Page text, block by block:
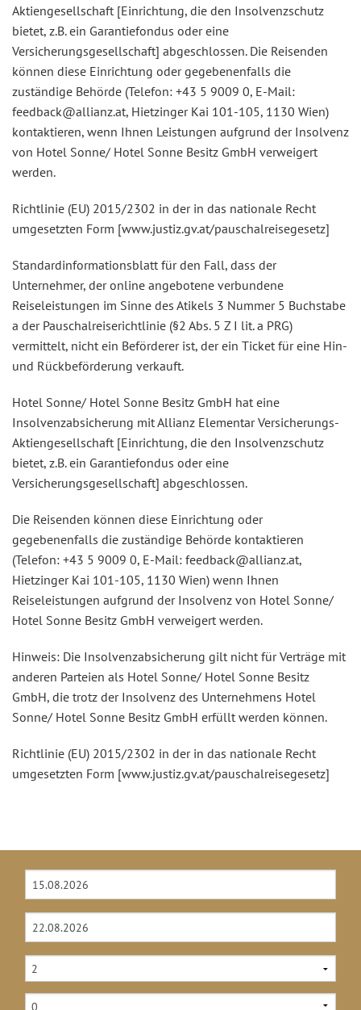
Aktiengesellschaft [Einrichtung, die den Insolvenzschutz
bietet, z.B. ein Garantiefondus oder eine
Versicherungsgesellschaft] abgeschlossen. Die Reisenden
können diese Einrichtung oder gegebenenfalls die
zuständige Behörde (Telefon: +43 5 9009 0, E-Mail:
feedback@allianz.at, Hietzinger Kai 101-105, 1130 Wien)
kontaktieren, wenn Ihnen Leistungen aufgrund der Insolvenz
von Hotel Sonne/ Hotel Sonne Besitz GmbH verweigert
werden.
Richtlinie (EU) 2015/2302 in der in das nationale Recht
umgesetzten Form [www.justiz.gv.at/pauschalreisegesetz]
Standardinformationsblatt für den Fall, dass der
Unternehmer, der online angebotene verbundene
Reiseleistungen im Sinne des Atikels 3 Nummer 5 Buchstabe
a der Pauschalreiserichtlinie (§2 Abs. 5 Z I lit. a PRG)
vermittelt, nicht ein Beförderer ist, der ein Ticket für eine Hin-
und Rückbeförderung verkauft.
Hotel Sonne/ Hotel Sonne Besitz GmbH hat eine
Insolvenzabsicherung mit Allianz Elementar Versicherungs-
Aktiengesellschaft [Einrichtung, die den Insolvenzschutz
bietet, z.B. ein Garantiefondus oder eine
Versicherungsgesellschaft] abgeschlossen.
Die Reisenden können diese Einrichtung oder
gegebenenfalls die zuständige Behörde kontaktieren
(Telefon: +43 5 9009 0, E-Mail: feedback@allianz.at,
Hietzinger Kai 101-105, 1130 Wien) wenn Ihnen
Reiseleistungen aufgrund der Insolvenz von Hotel Sonne/
Hotel Sonne Besitz GmbH verweigert werden.
Hinweis: Die Insolvenzabsicherung gilt nicht für Verträge mit
anderen Parteien als Hotel Sonne/ Hotel Sonne Besitz
GmbH, die trotz der Insolvenz des Unternehmens Hotel
Sonne/ Hotel Sonne Besitz GmbH erfüllt werden können.
Richtlinie (EU) 2015/2302 in der in das nationale Recht
umgesetzten Form [www.justiz.gv.at/pauschalreisegesetz]